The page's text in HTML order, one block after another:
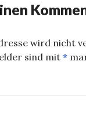
wird nicht
sind mit*